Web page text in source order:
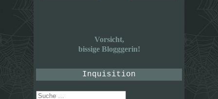
Vorsicht,
bissige Blogggerin!
Inquisition
Suche